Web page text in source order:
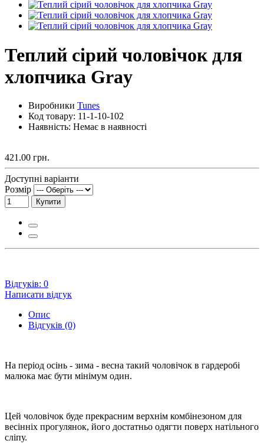
Теплий сірий чоловічок для
хлопчика Gray
Виробники Tunes
Код товару: 11-1-10-102
Наявність: Немає в наявності
421.00 грн.
Доступні варіанти
Розмір
Купити
Відгуків: 0
Написати відгук
Опис
Відгуків (0)
На період осінь - зима - весна такий чоловічок в гардеробі
малюка має бути мінімум один.
Цей чоловічок буде прекрасним верхнім комбінезоном для
весінніх прогулянок, його достатньо одягти поверх натільного
сліпу.